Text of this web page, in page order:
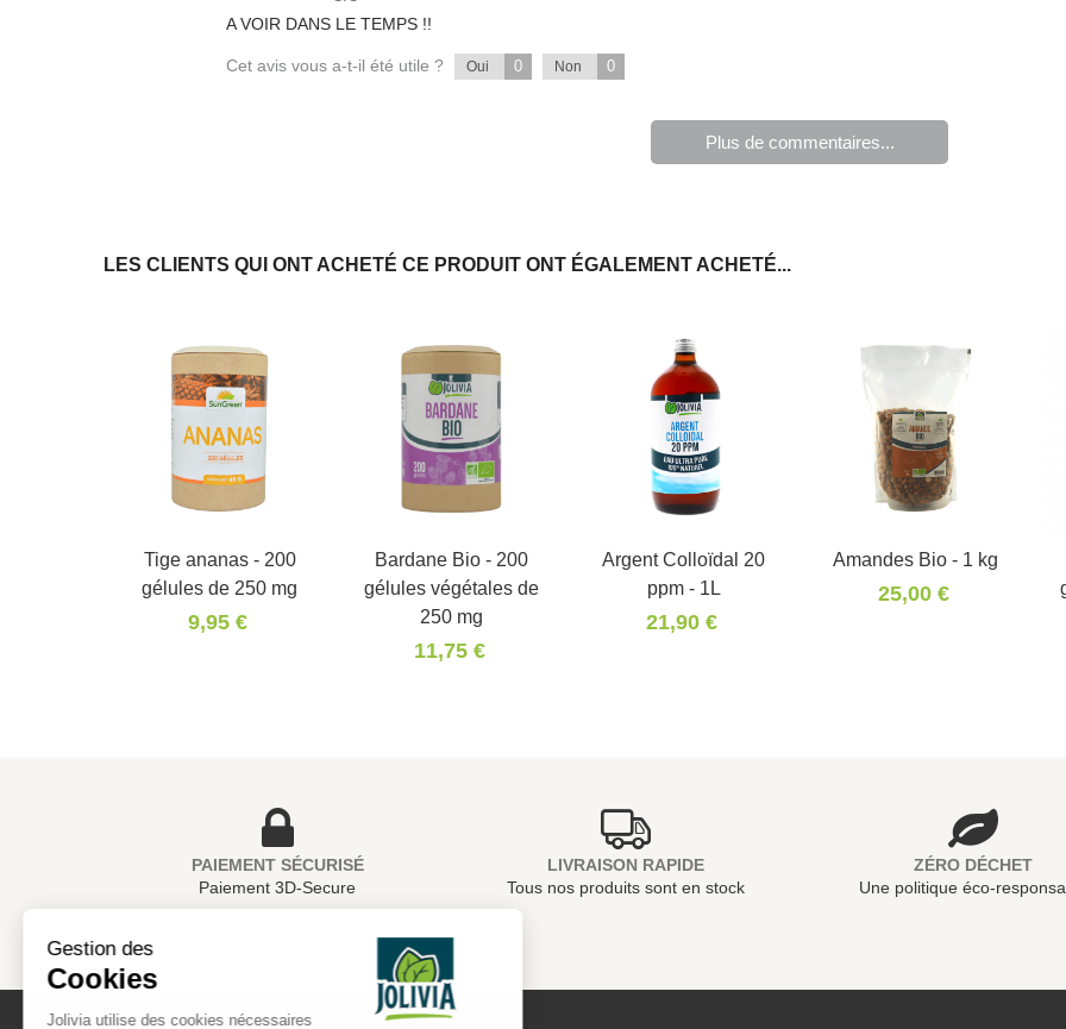
A VOIR DANS LE TEMPS !!
Cet avis vous a-t-il été utile ? Oui 0 Non 0
Plus de commentaires...
LES CLIENTS QUI ONT ACHETÉ CE PRODUIT ONT ÉGALEMENT ACHETÉ...
Panier
Tige ananas - 200
gélules de 250 mg
9,95 €
Panier
Bardane Bio - 200
gélules végétales de
250 mg
11,75 €
Panier
Argent Colloïdal 20
ppm - 1L
21,90 €
Amandes Bio - 1 kg
25,00 €
PAIEMENT SÉCURISÉ
Paiement 3D-Secure
LIVRAISON RAPIDE
Tous nos produits sont en stock
ZÉRO DÉCHET
Une politique éco-
Gestion des
Cookies
Jolivia utilise des cookies nécessaires